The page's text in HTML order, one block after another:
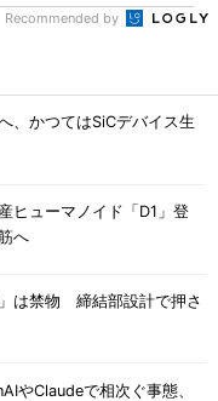
Recommended by
、かつてはSiCデバイス生
ューマノイド「D1」登
へ
は禁物 締結部設計で押さ
Claudeで相次ぐ事態、